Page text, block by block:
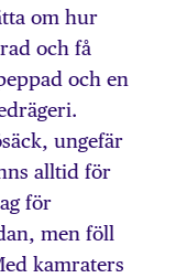
om hur
och få
och en
ungefär
alltid för
för
men föll
kamraters